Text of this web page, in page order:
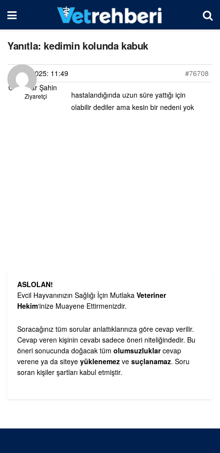
Yanıtla: kedimin kolunda kabuk
12/01/2025: 11:49
#76708
Gülbahar Şahin
Ziyaretçi
hastalandığında uzun süre yattığı için
olabilir dediler ama kesin bir nedeni yok
ASLOLAN!
Evcil Hayvanınızın Sağlığı İçin Mutlaka Veteriner
Hekim‘inize Muayene Ettirmenizdir.
Soracağınız tüm sorular anlattıklarınıza göre cevap verilir.
Cevap veren kişinin cevabı sadece öneri niteliğindedir. Bu
öneri sonucunda doğacak tüm olumsuzluklarcevap
verene ya da siteye yüklenemez ve suçlanamaz. Soru
soran kişiler şartları kabul etmiştir.